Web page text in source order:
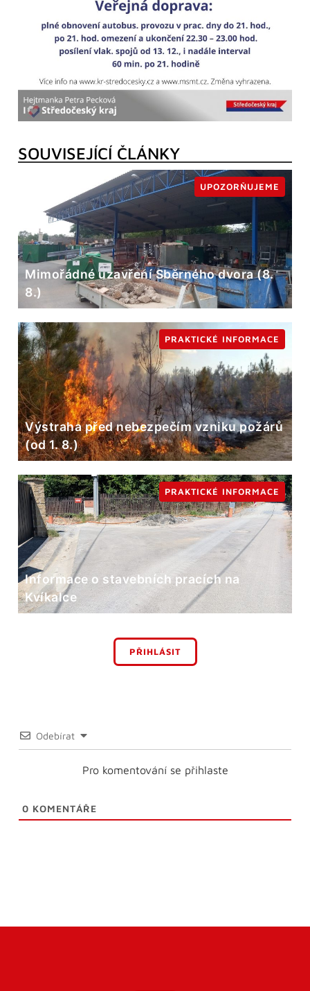
SOUVISEJÍCÍ ČLÁNKY
Mimořádné uzavření Sběrného dvora (8.
8.)
UPOZORŇUJEME
Výstraha před nebezpečím vzniku požárů
(od 1. 8.)
PRAKTICKÉ INFORMACE
Informace o stavebních pracích na
Kvíkalce
PRAKTICKÉ INFORMACE
PŘIHLÁSIT
Odebírat
Pro komentování se přihlaste
0 KOMENTÁŘE